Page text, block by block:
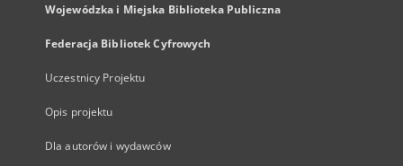
Wojewódzka i Miejska Biblioteka Publiczna
Federacja Bibliotek Cyfrowych
Uczestnicy Projektu
Opis projektu
Dla autorów i wydawców